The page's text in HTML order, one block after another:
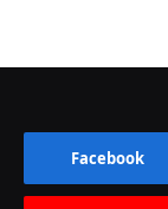
Facebook